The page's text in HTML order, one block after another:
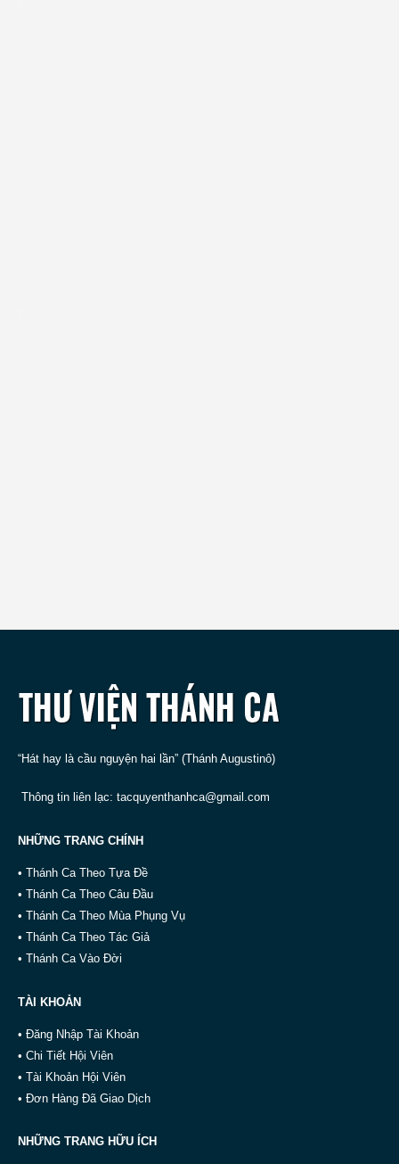
“Hát hay là cầu nguyện hai lần” (Thánh Augustinô)
Thông tin liên lạc: tacquyenthanhca@gmail.com
NHỮNG TRANG CHÍNH
• Thánh Ca Theo Tựa Đề
• Thánh Ca Theo Câu Đầu
• Thánh Ca Theo Mùa Phụng Vụ
• Thánh Ca Theo Tác Giả
• Thánh Ca Vào Đời
TÀI KHOẢN
• Đăng Nhập Tài Khoản
• Chi Tiết Hội Viên
• Tài Khoản Hội Viên
• Đơn Hàng Đã Giao Dịch
NHỮNG TRANG HỮU ÍCH